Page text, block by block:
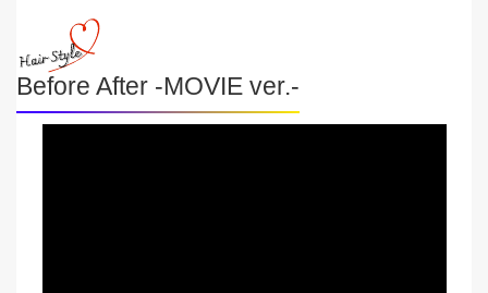
Before After -MOVIE ver.-